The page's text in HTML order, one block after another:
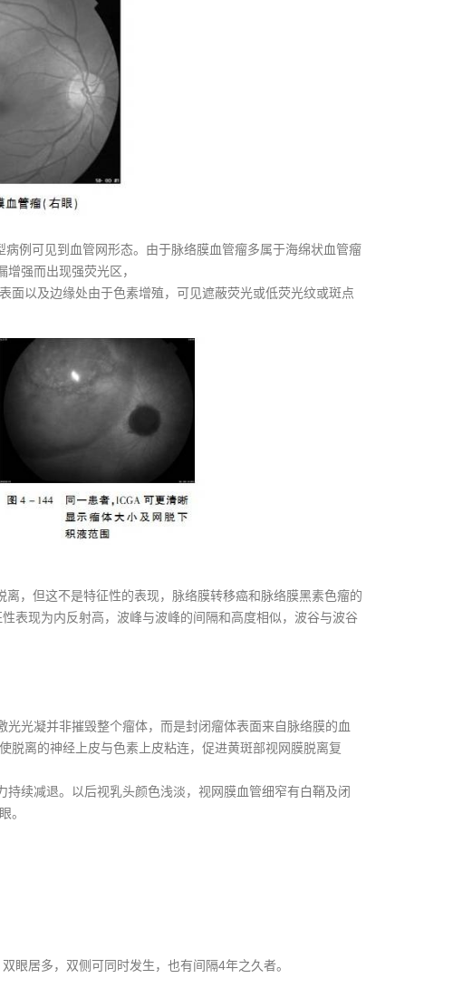
例可见到血管网形态。由于脉络膜血管瘤多属于海绵状血管瘤
强而出现强荧光区，
面以及边缘处由于色素增殖，可见遮蔽荧光或低荧光纹或斑点
，但这不是特征性的表现，脉络膜转移癌和脉络膜黑素色瘤的
表现为内反射高，波峰与波峰的间隔和高度相似，波谷与波谷
光凝并非摧毁整个瘤体，而是封闭瘤体表面来自脉络膜的血
脱离的神经上皮与色素上皮粘连，促进黄斑部视网膜脱离复
续减退。以后视乳头颜色浅淡，视网膜血管细窄有白鞘及闭
。
眼居多，双侧可同时发生，也有间隔4年之久者。